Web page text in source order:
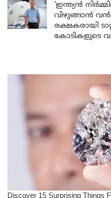
‘ഇന്ത്യൻ
വിഴുങ്ങാൻ
രക്ഷകരായി
കോടികളുടെ